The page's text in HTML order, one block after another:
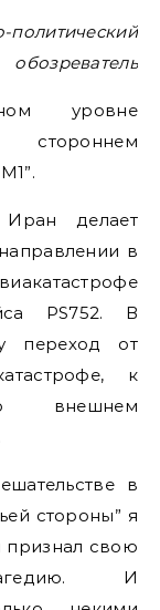
политический
обозреватель
уровне
делает
в
PS752. В
переход от
к
внешнем
в
стороны” я
признал свою
И